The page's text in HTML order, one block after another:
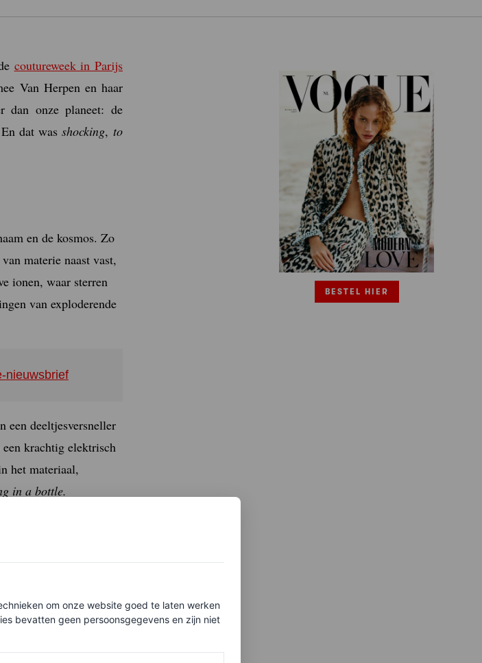
coutureweek in Parijs
Van Herpen en haar
dan onze planeet: de
En dat wasshocking,to
en de kosmos. Zo
materie naast vast,
ionen, waar sterren
van exploderende
nieuwsbrief
een deeltjesversneller
krachtig elektrisch
het materiaal,
in a bottle.
BESTEL HIER
om onze website goed te laten werken
bevatten geen persoonsgegevens en zijn niet